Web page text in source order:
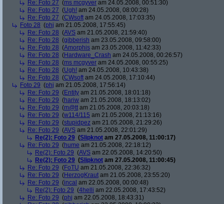
Re: Foto 27 (ms mcgyver am 24.05.2008, 00:51:30)
Re: Foto 27 (Ugh! am 24.05.2008, 08:00:28)
Re: Foto 27 (CWsoft am 24.05.2008, 17:03:35)
Foto 28 (phj am 21.05.2008, 17:55:45)
Re: Foto 28 (AVS am 21.05.2008, 21:59:40)
Re: Foto 28 (gibberish am 23.05.2008, 09:58:00)
Re: Foto 28 (Amorphis am 23.05.2008, 11:42:33)
Re: Foto 28 (Hardware_Crash am 24.05.2008, 00:26:57)
Re: Foto 28 (ms mcgyver am 24.05.2008, 00:55:25)
Re: Foto 28 (Ugh! am 24.05.2008, 10:43:38)
Re: Foto 28 (CWsoft am 24.05.2008, 17:10:44)
Foto 29 (phj am 21.05.2008, 17:56:14)
Re: Foto 29 (Entity am 21.05.2008, 18:01:18)
Re: Foto 29 (hariw am 21.05.2008, 18:13:02)
Re: Foto 29 (m@tt am 21.05.2008, 20:03:18)
Re: Foto 29 (w114/115 am 21.05.2008, 21:13:16)
Re: Foto 29 (stupidpez am 21.05.2008, 21:29:26)
Re: Foto 29 (AVS am 21.05.2008, 22:01:29)
Re(2): Foto 29 (Slipknot am 27.05.2008, 11:00:17)
Re: Foto 29 (hume am 21.05.2008, 22:18:12)
Re(2): Foto 29 (AVS am 22.05.2008, 14:20:50)
Re(2): Foto 29 (Slipknot am 27.05.2008, 11:00:45)
Re: Foto 29 (FoTU am 21.05.2008, 22:36:32)
Re: Foto 29 (HerzogKraut am 21.05.2008, 23:55:20)
Re: Foto 29 (incal am 22.05.2008, 00:00:48)
Re(2): Foto 29 (4helli am 22.05.2008, 17:43:52)
Re: Foto 29 (phj am 22.05.2008, 18:43:31)